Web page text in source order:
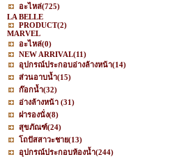
อะไหล่(725)
LA BELLE
PRODUCT(2)
MARVEL
อะไหล่(0)
NEW ARRIVAL(11)
อุปกรณ์ประกอบอ่างล้างหน้า(14)
ส่วนอาบน้ำ(15)
ก๊อกน้ำ(32)
อ่างล้างหน้า (31)
ฝารองนั่ง(8)
สุขภัณฑ์(24)
โถปัสสาวะชาย(13)
อุปกรณ์ประกอบห้องน้ำ(244)